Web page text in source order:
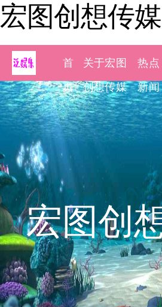
宏图创想传媒
首
页
关于宏图
创想传媒
热点
新闻
宏图创